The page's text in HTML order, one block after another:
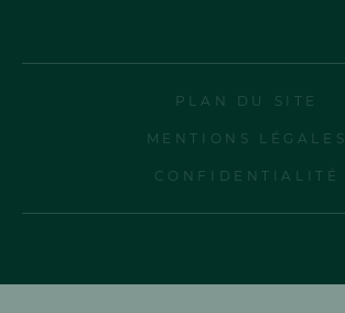
PLAN DU SITE
MENTIONS LÉGALES
CONFIDENTIALITÉ